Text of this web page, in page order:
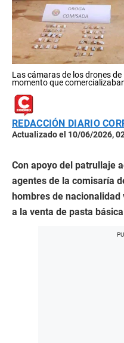
Las cámaras de los drones
momento que
REDACCIÓN DIARIO
Actualizado el 10/06/2026,
Con apoyo del patrullaje
agentes de la comisaría
hombres de nacionalidad
a la venta de pasta